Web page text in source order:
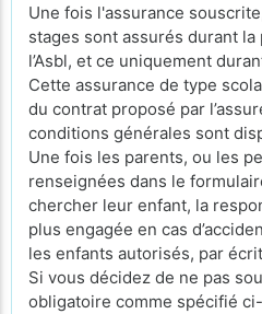
Une fois l'assurance
stages sont assurés durant
l’Asbl, et ce uniquement
Cette assurance de type
du contrat proposé par
conditions générales sont
Une fois les parents, ou les
renseignées dans le
chercher leur enfant, la
plus engagée en cas
les enfants autorisés, par
Si vous décidez de ne pas
obligatoire comme spécifié